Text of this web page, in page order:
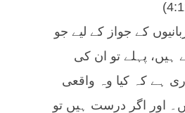
کے جواز کے لیے جو
ہیں، پہلے تو ان کی
ہے کہ کیا وہ واقعی
اور اگر درست ہیں تو